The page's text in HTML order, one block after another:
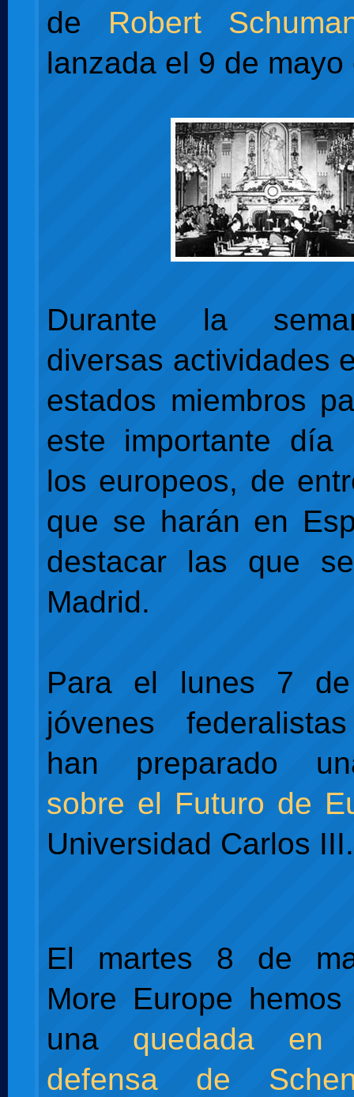
de Robert
lanzada el 9 de mayo
Durante la
diversas actividades
estados miembros
este importante día
los europeos, de
que se harán en
destacar las que
Madrid.
Para el lunes 7
jóvenes
han preparado
sobre el Futuro de
Universidad Carlos III.
El martes 8 de
More Europe hemos
una quedada en
defensa de